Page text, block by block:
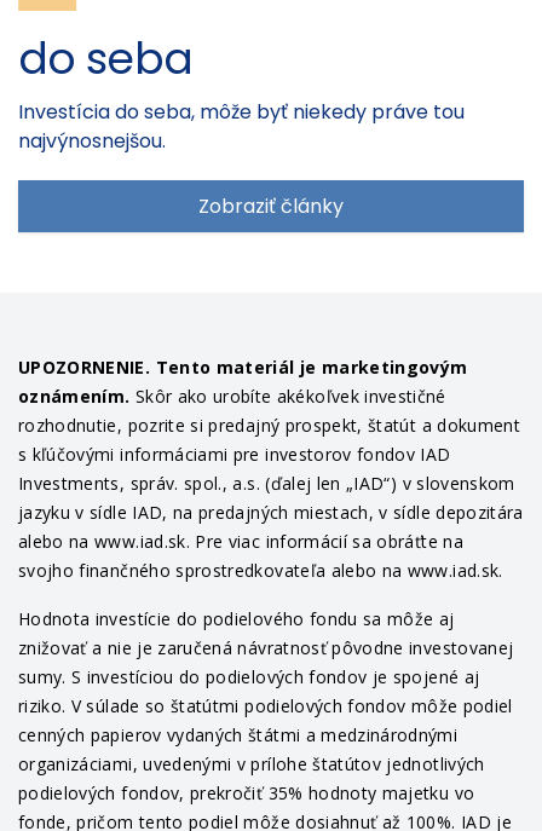
do seba
Investícia do seba, môže byť niekedy práve tou
najvýnosnejšou.
Zobraziť články
UPOZORNENIE. Tento materiál je marketingovým
oznámením. Skôr ako urobíte akékoľvek investičné
rozhodnutie, pozrite si predajný prospekt, štatút a dokument
s kľúčovými informáciami pre investorov fondov IAD
Investments, správ. spol., a.s. (ďalej len „IAD“) v slovenskom
jazyku v sídle IAD, na predajných miestach, v sídle depozitára
alebo na www.iad.sk. Pre viac informácií sa obráťte na
svojho finančného sprostredkovateľa alebo na www.iad.sk.
Hodnota investície do podielového fondu sa môže aj
znižovať a nie je zaručená návratnosť pôvodne investovanej
sumy. S investíciou do podielových fondov je spojené aj
riziko. V súlade so štatútmi podielových fondov môže podiel
cenných papierov vydaných štátmi a medzinárodnými
organizáciami, uvedenými v prílohe štatútov jednotlivých
podielových fondov, prekročiť 35% hodnoty majetku vo
fonde, pričom tento podiel môže dosiahnuť až 100%. IAD je